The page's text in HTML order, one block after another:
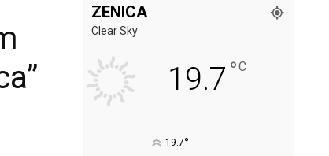
ZENICA
Clear Sky
19.7 °C
19.7°